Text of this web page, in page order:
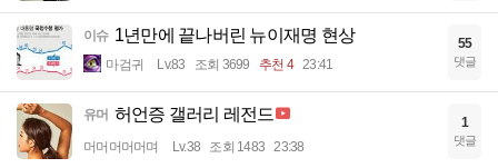
이슈 1년만에 끝나버린 뉴이재명 현상
마검귀 Lv.83 조회 3699 추천 4 23:41
55
댓글
유머 허언증 갤러리 레전드
머머머머머며 Lv.38 조회 1483 23:38
1
댓글